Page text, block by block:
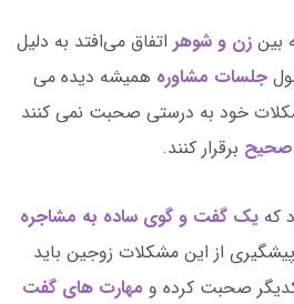
بین زن و شوهر اتفاق می‌افتد به دلیل
جلسات مشاوره همیشه دیده می
خود به درستی صحبت نمی کنند
صحیح برقرار کنند.
که یک گفت و گوی ساده به مشاجره
از این مشکلات زوجین باید
صحبت کرده و مهارت های گفت